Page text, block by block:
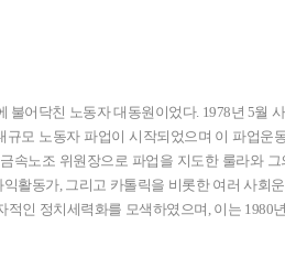
불어닥친 노동자 대동원이었다. 1978년 5월
규모 노동자 파업이 시작되었으며 이 파업운
속노조 위원장으로 파업을 지도한 룰라와
활동가, 그리고 카톨릭을 비롯한 여러 사회
인 정치세력화를 모색하였으며, 이는 1980